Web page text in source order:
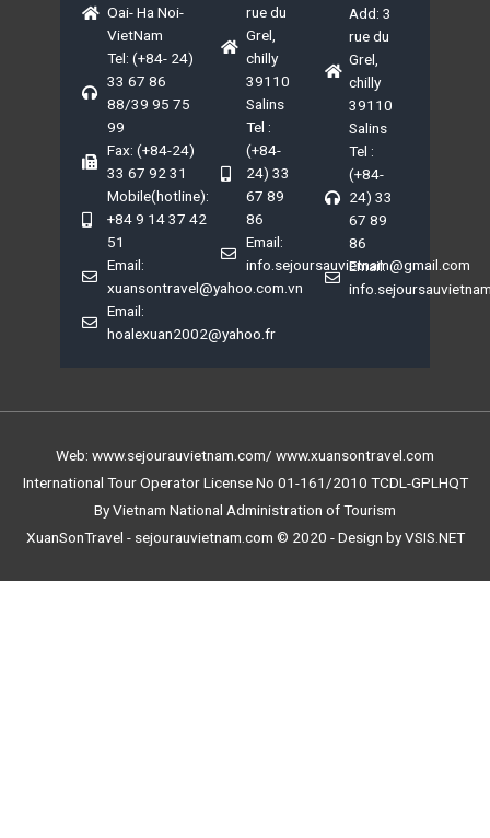
Oai- Ha Noi-
VietNam
Tel: (+84- 24)
33 67 86
88/39 95 75
99
Fax: (+84-24)
33 67 92 31
Mobile(hotline):
+84 9 14 37 42
51
Email:
xuansontravel@yahoo.com.vn
Email:
hoalexuan2002@yahoo.fr
rue du
Grel,
chilly
39110
Salins
Tel :
(+84-
24) 33
67 89
86
Email:
info.sejoursauvietnam@gmail.com
Add: 3
rue du
Grel,
chilly
39110
Salins
Tel :
(+84-
24) 33
67 89
86
Email:
Web: www.sejourauvietnam.com/ www.xuansontravel.com
International Tour Operator License No 01-161/2010 TCDL-GPLHQT
By Vietnam National Administration of Tourism
XuanSonTravel - sejourauvietnam.com © 2020 - Design by VSIS.NET